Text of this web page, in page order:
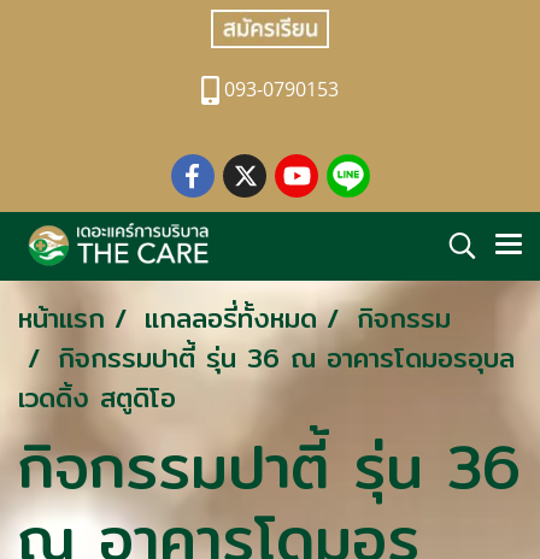
093-0790153
หน้าแรก แกลลอรี่ทั้งหมด
กิจกรรม
กิจกรรมปาตี้ รุ่น 36 ณ อาคารโดมอรอุบล
เวดดิ้ง สตูดิโอ
กิจกรรมปาตี้ รุ่น 36
ณ อาคารโดมอร